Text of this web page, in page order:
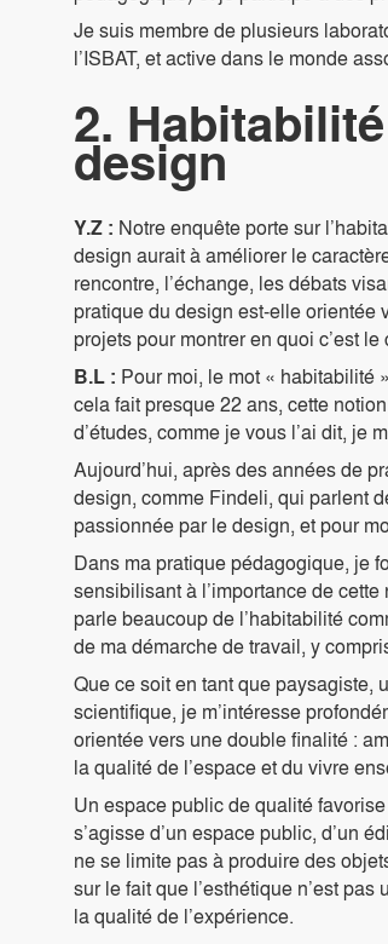
Je suis membre de plusieurs
l’ISBAT, et active dans le monde
2.
design
Y.Z : Notre enquête porte sur
design aurait à améliorer le
rencontre, l’échange, les débats
pratique du design est-elle orientée
projets pour montrer en quoi c’est
B.L : Pour moi, le mot « habitabilité
cela fait presque 22 ans, cette
d’études, comme je vous l’ai dit, je
Aujourd’hui, après des années de
design, comme Findeli, qui parlent
passionnée par le design, et pour
Dans ma pratique pédagogique, je
sensibilisant à l’importance de
parle beaucoup de l’habitabilité
de ma démarche de travail, y
Que ce soit en tant que paysagiste,
scientifique, je m’intéresse
orientée vers une double finalité :
la qualité de l’espace et du vivre
Un espace public de qualité
s’agisse d’un espace public, d’un
ne se limite pas à produire des
sur le fait que l’esthétique n’est
la qualité de l’expérience.